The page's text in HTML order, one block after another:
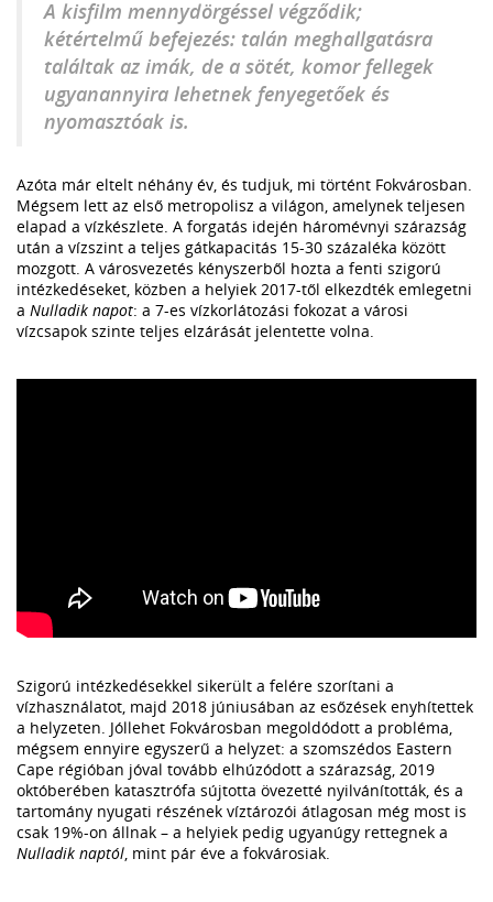
A kisfilm mennydörgéssel végződik;
kétértelmű befejezés: talán meghallgatásra
találtak az imák, de a sötét, komor fellegek
ugyanannyira lehetnek fenyegetőek és
nyomasztóak is.
Azóta már eltelt néhány év, és tudjuk, mi történt Fokvárosban.
Mégsem lett az első metropolisz a világon, amelynek teljesen
elapad a vízkészlete. A forgatás idején háromévnyi szárazság
után a vízszint a teljes gátkapacitás 15-30 százaléka között
mozgott. A városvezetés kényszerből hozta a fenti szigorú
intézkedéseket, közben a helyiek 2017-től elkezdték emlegetni
a Nulladik napot: a 7-es vízkorlátozási fokozat a városi
vízcsapok szinte teljes elzárását jelentette volna.
Szigorú intézkedésekkel sikerült a felére szorítani a
vízhasználatot, majd 2018 júniusában az esőzések enyhítettek
a helyzeten. Jóllehet Fokvárosban megoldódott a probléma,
mégsem ennyire egyszerű a helyzet: a szomszédos Eastern
Cape régióban jóval tovább elhúzódott a szárazság, 2019
októberében katasztrófa sújtotta övezetté nyilvánították, és a
tartomány nyugati részének víztározói átlagosan még most is
csak 19%-on állnak – a helyiek pedig ugyanúgy rettegnek a
Nulladik naptól, mint pár éve a fokvárosiak.